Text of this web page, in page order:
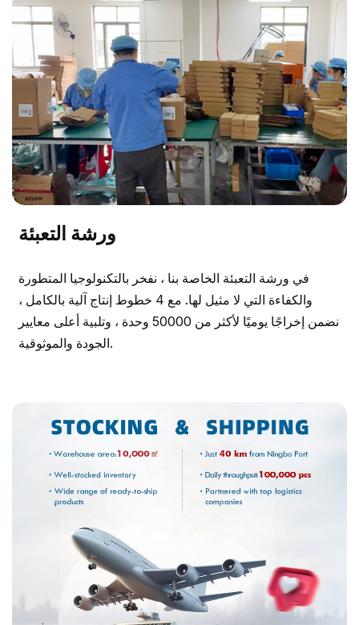
ورشة التعبئة
في ورشة التعبئة الخاصة بنا ، نفخر بالتكنولوجيا المتطورة
والكفاءة التي لا مثيل لها. مع 4 خطوط إنتاج آلية بالكامل ،
نضمن إخراجًا يوميًا لأكثر من 50000 وحدة ، وتلبية أعلى معايير
الجودة والموثوقية.